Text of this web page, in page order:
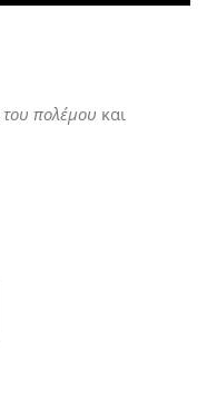
πολέμου και